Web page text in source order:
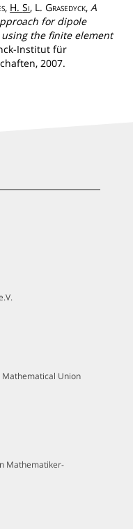
, H.Si, L.Grasedyck,A
for dipole
using the finite element
Institut für
2007.
Union
Mathematiker-